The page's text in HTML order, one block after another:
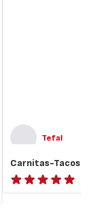
Tefal
Carnitas-Tacos
ratings.NaN